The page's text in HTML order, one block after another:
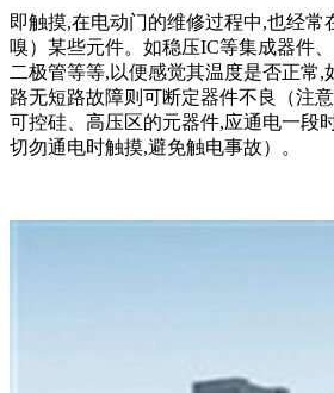
即触摸,在电动门的维修过程中,也经常
嗅）某些元件。如稳压IC等集成器件
二极管等等,以便感觉其温度是否正常,
路无短路故障则可断定器件不良（注
可控硅、高压区的元器件,应通电一段
切勿通电时触摸,避免触电事故）。